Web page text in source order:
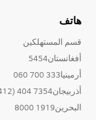
هاتف
قسم المستهلكين
أفغانستان5454
أرمينيا333 700 060
أذربيجان7354 404 (99412+)
البحرين1919 8000